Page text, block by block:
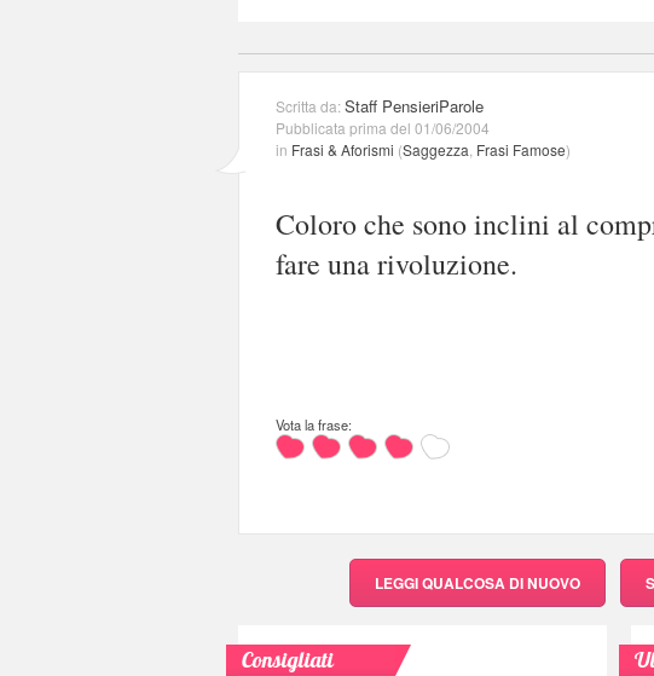
Scritta da:Staff PensieriParole
Pubblicata prima del 01/06/2004
in Frasi & Aforismi (Saggezza Frasi Famose)
Coloro che sono inclini al
fare una rivoluzione.
Vota la frase:
LEGGI QUALCOSA DI NUOVO
Consigliati